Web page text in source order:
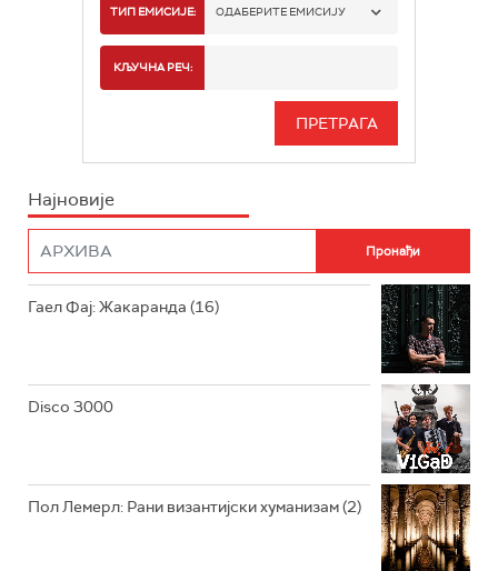
РАДИО БЕОГРАД 1
РАДИО БЕОГРАД 3
РАДИО РОКЕНРОЛЕР
РАДИО ЏЕЗЕР
ТИП ЕМИСИЈЕ: ОДАБЕРИТЕ ЕМИСИЈУ
ИНФО
КЉУЧНА РЕЧ:
Најновије
Гаел Фај: Жакаранда (16)
Disco 3000
Пол Лемерл: Рани византијски хуманизам (2)